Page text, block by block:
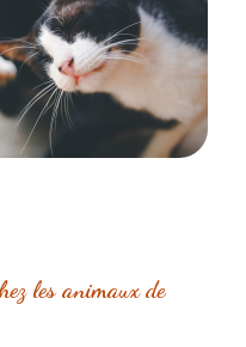
les animaux de